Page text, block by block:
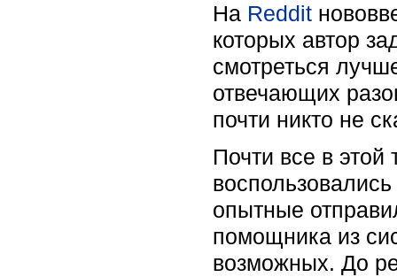
На Reddit
которых автор
смотреться
отвечающих
почти никто не
Почти все в этой
опытные
помощника из
возможных. До